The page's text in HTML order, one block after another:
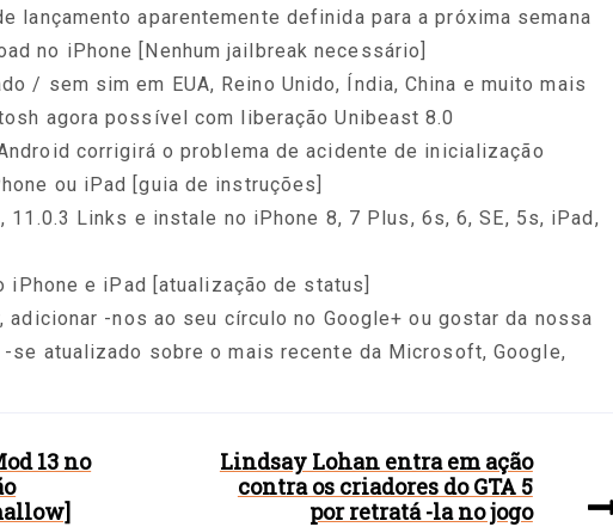
lançamento aparentemente definida para a próxima semana
no iPhone [Nenhum jailbreak necessário]
/ sem sim em EUA, Reino Unido, Índia, China e muito mais
agora possível com liberação Unibeast 8.0
corrigirá o problema de acidente de inicialização
ou iPad [guia de instruções]
11.0.3 Links e instale no iPhone 8, 7 Plus, 6s, 6, SE, 5s, iPad,
e iPad [atualização de status]
-nos ao seu círculo no Google+ ou gostar da nossa
-se atualizado sobre o mais recente da Microsoft, Google,
13 no
Lindsay Lohan entra em ação
contra os criadores do GTA 5
por retratá -la no jogo